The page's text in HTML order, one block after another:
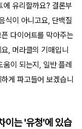
에 유리할까요? 결론부
식이 아니고요, 단백질
다이어트를 막아주는
, 머라클의 기매입니
이 되는지, 일반 플레
게 파고들어 보겠습니
이는 '유청'에 있습